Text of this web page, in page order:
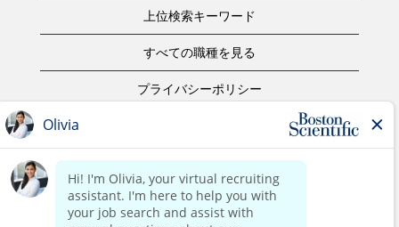
上位検索キーワード
すべての職種を見る
プライバシーポリシー
著作権表示
お問合せ